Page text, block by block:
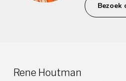
Bezoek
Rene Houtman